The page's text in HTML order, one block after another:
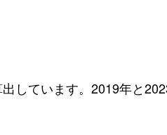
しています。2019年と